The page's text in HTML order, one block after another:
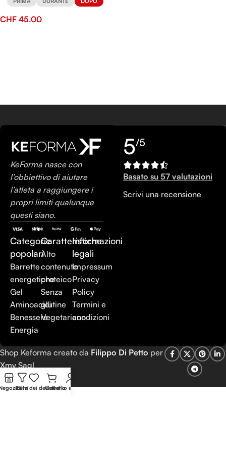
CHF 45.00
KeForma nasce con
l’obbiettivo di aiutare
l’atleta a raggiungere i
propri limiti qualunque
questi siano.
Categorie
popolari
Barrette
energetiche
Gel
Aminoacidi
Benessere
Energia
Caratteristiche
Alto
contenuto
proteico
Senza
glutine
Vegetariano
Informazioni
legali
Impressum
Privacy
Policy
Termini e
condizioni
5/5
Basato su 57 valutazioni
Scrivi una recensione
Shop Keforma creato da Filippo Di Petto per
Xmy Sagl
Filtri
Lista dei desideri
Carrello
Il mio account